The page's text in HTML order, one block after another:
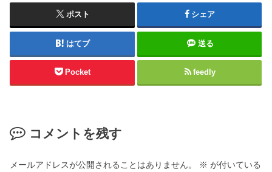
ポスト シェア
はてブ 送る
Pocket feedly
コメントを残す
メールアドレスが公開されることはありません。 ※ が付いている